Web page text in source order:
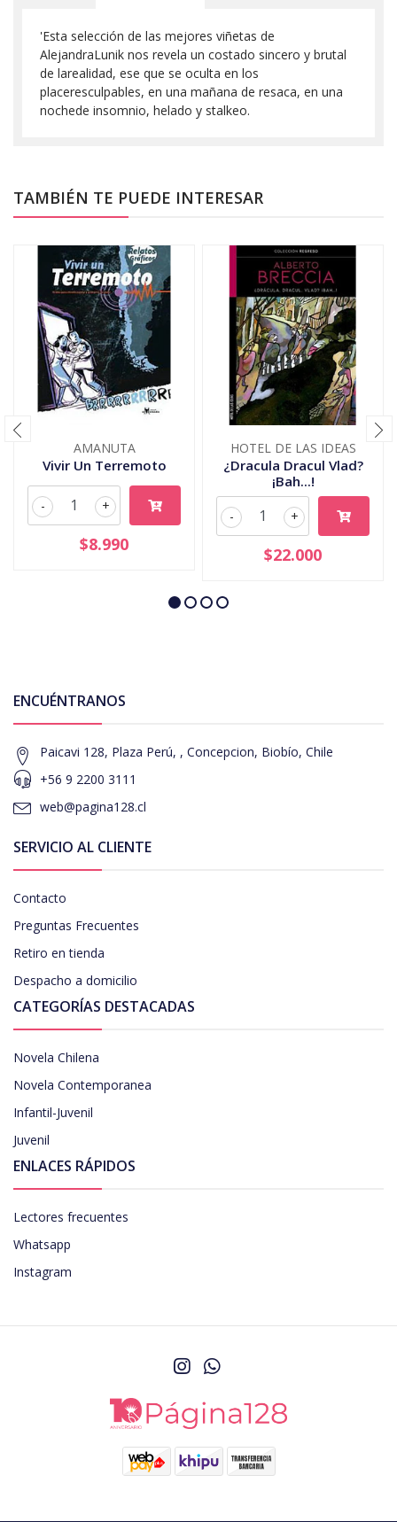
'Esta selección de las mejores viñetas de
AlejandraLunik nos revela un costado sincero y brutal
de larealidad, ese que se oculta en los
placeresculpables, en una mañana de resaca, en una
nochede insomnio, helado y stalkeo.
TAMBIÉN TE PUEDE INTERESAR
AMANUTA
Vivir Un Terremoto
+
-
$8.990
HOTEL DE LAS IDEAS
¿Dracula Dracul Vlad?
¡Bah...!
+
-
$22.000
ENCUÉNTRANOS
Paicavi 128, Plaza Perú, , Concepcion, Biobío, Chile
+56 9 2200 3111
web@pagina128.cl
SERVICIO AL CLIENTE
Contacto
Preguntas Frecuentes
Retiro en tienda
Despacho a domicilio
CATEGORÍAS DESTACADAS
Novela Chilena
Novela Contemporanea
Infantil-Juvenil
Juvenil
ENLACES RÁPIDOS
Lectores frecuentes
Whatsapp
Instagram